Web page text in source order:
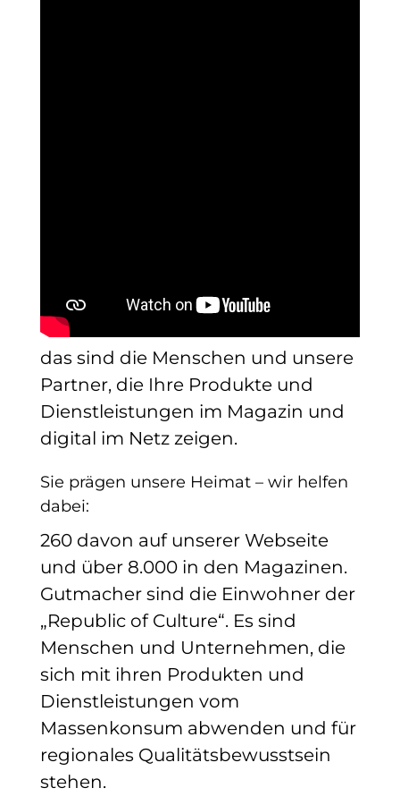
das sind die Menschen und unsere
Partner, die Ihre Produkte und
Dienstleistungen im Magazin und
digital im Netz zeigen.
Sie prägen unsere Heimat – wir helfen
dabei:
260 davon auf unserer Webseite
und über 8.000 in den Magazinen.
Gutmacher sind die Einwohner der
„Republic of Culture“. Es sind
Menschen und Unternehmen, die
sich mit ihren Produkten und
Dienstleistungen vom
Massenkonsum abwenden und für
regionales Qualitätsbewusstsein
stehen.